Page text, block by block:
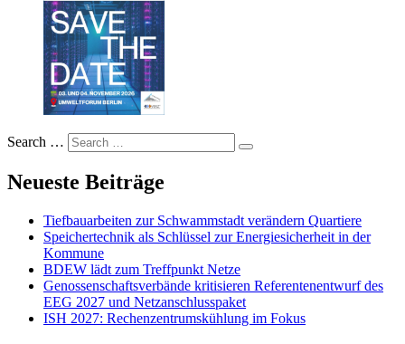
Search …
Neueste Beiträge
Tiefbauarbeiten zur Schwammstadt verändern Quartiere
Speichertechnik als Schlüssel zur Energiesicherheit in der
Kommune
BDEW lädt zum Treffpunkt Netze
Genossenschaftsverbände kritisieren Referentenentwurf des
EEG 2027 und Netzanschlusspaket
ISH 2027: Rechenzentrumskühlung im Fokus